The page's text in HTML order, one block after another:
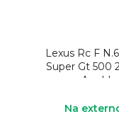
Lexus Rc F
Super Gt 500
Na